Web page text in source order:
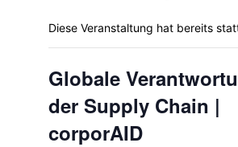
Diese Veranstaltung hat bereits
Globale
der Supply Chain |
corporAID